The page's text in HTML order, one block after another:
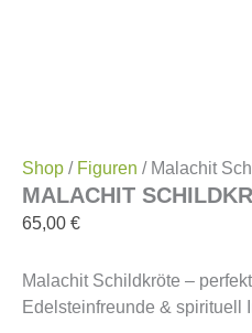
Shop / Figuren / Malachit
MALACHIT
65,00 €
Malachit Schildkröte –
Edelsteinfreunde & spirituell